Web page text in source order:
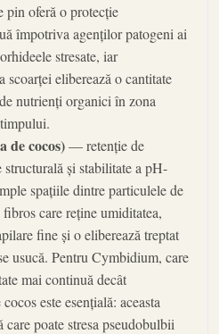
pin oferă o protecție
împotriva agenților patogeni ai
stresate, iar
scoarței eliberează o cantitate
nutrienți organici în zona
de cocos)— retenție de
și stabilitate a pH-
spațiile dintre particulele de
care reține umiditatea,
fine și o eliberează treptat
usucă. Pentru Cymbidium, care
mai continuă decât
este esențială: aceasta
care poate stresa pseudobulbii